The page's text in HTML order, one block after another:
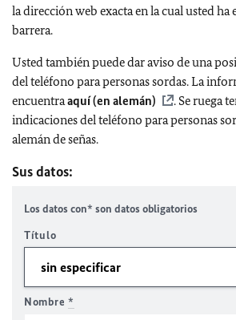
la dirección web exacta en la cual usted ha
barrera.
Usted también puede dar aviso de una
del teléfono para personas sordas. La
encuentraaquí (en alemán)
. Se ruega
indicaciones del teléfono para personas
alemán de señas.
Sus datos:
Los datos con* son datos obligatorios
Título
Nombre *